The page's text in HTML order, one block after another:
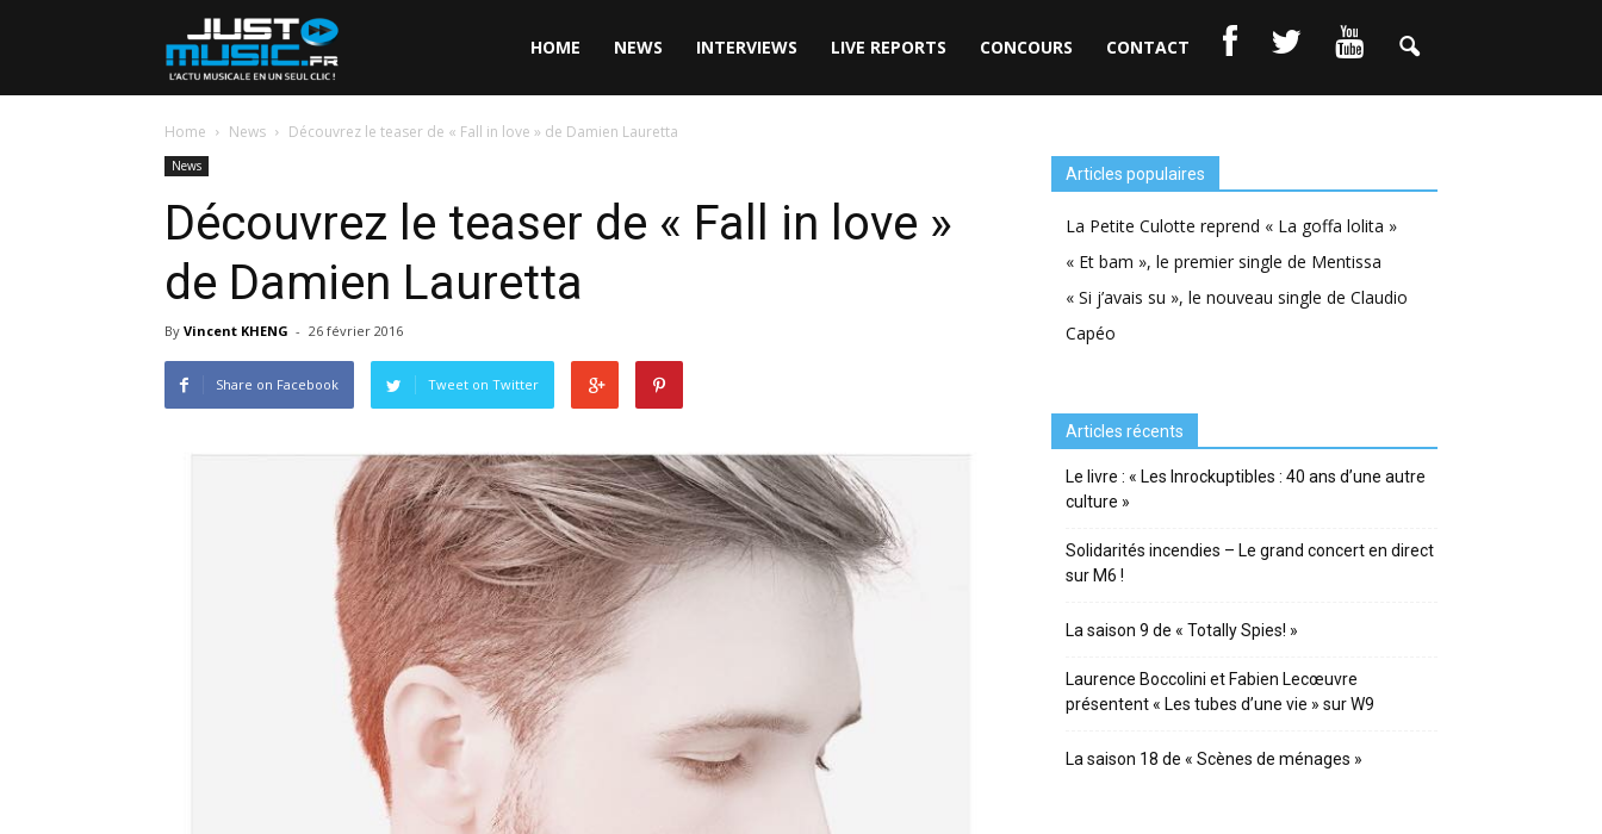
HOME NEWS INTERVIEWS LIVE REPORTS CONCOURS CONTACT
Home News Découvrez le teaser de « Fall in love » de Damien Lauretta
News
Découvrez le teaser de « Fall in love »
de Damien Lauretta
By Vincent KHENG - 26 février 2016
Share on Facebook Tweet on Twitter
Articles populaires
La Petite Culotte reprend « La goffa lolita »
« Et bam », le premier single de Mentissa
« Si j’avais su », le nouveau single de Claudio
Capéo
Articles récents
Le livre : « Les Inrockuptibles : 40 ans d’une autre
culture »
Solidarités incendies – Le grand concert en direct
sur M6 !
La saison 9 de « Totally Spies! »
Laurence Boccolini et Fabien Lecœuvre
présentent « Les tubes d’une vie » sur W9
La saison 18 de « Scènes de ménages »